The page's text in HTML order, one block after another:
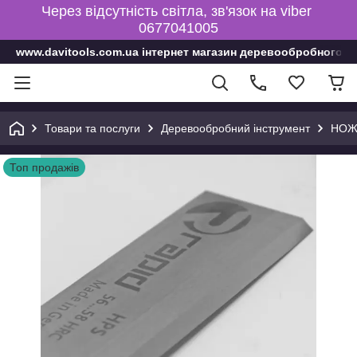
Через відсутність світла, зв'язок на viber
0677041005
www.davitools.com.ua інтернет магазин деревообробного
Товари та послуги Деревообробний інструмент
Топ продажів